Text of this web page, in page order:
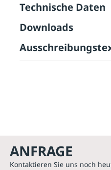
Technische Daten
Downloads
ANFRAGE
Kontaktieren Sie uns noch